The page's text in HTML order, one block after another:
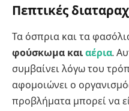
Πεπτικές
Τα όσπρια και τα
φούσκωμα καιαέρια.
συμβαίνει λόγω του
αφομοιώνει ο
προβλήματα μπορεί να